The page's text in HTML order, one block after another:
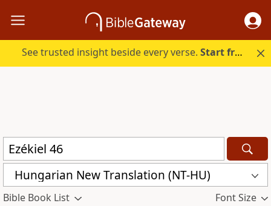
See trusted insight beside every verse.Start free.
Hungarian New Translation (NT-HU)
Bible Book List Font Size